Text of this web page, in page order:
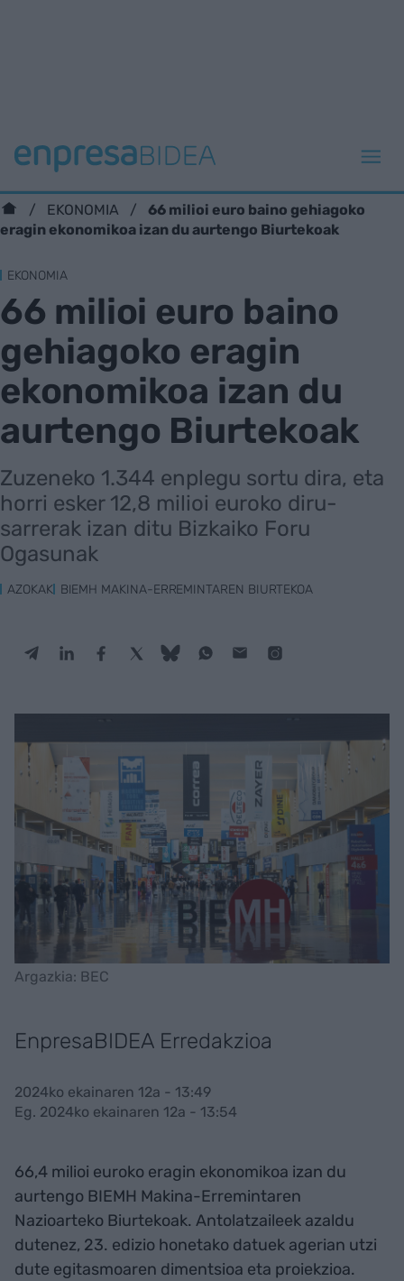
EKONOMIA
66 milioi euro baino gehiagoko
eragin ekonomikoa izan du aurtengo Biurtekoak
EKONOMIA
66 milioi euro baino
gehiagoko eragin
ekonomikoa izan du
aurtengo Biurtekoak
Zuzeneko 1.344 enplegu sortu dira, eta
horri esker 12,8 milioi euroko diru-
sarrerak izan ditu Bizkaiko Foru
Ogasunak
AZOKAK BIEMH MAKINA-ERREMINTAREN BIURTEKOA
Argazkia: BEC
EnpresaBIDEA Erredakzioa
2024ko ekainaren 12a - 13:49
Eg. 2024ko ekainaren 12a - 13:54
66,4 milioi euroko eragin ekonomikoa izan du
aurtengo BIEMH Makina-Erremintaren
Nazioarteko Biurtekoak. Antolatzaileek azaldu
dutenez, 23. edizio honetako datuek agerian utzi
dute egitasmoaren dimentsioa eta proiekzioa.